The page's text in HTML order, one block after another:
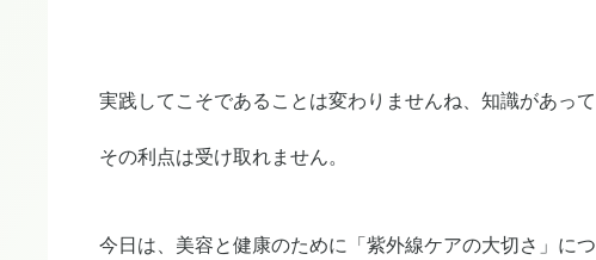
実践してこそであることは変わりませんね、知識があっ
その利点は受け取れません。
今日は、美容と健康のために「紫外線ケアの大切さ」に